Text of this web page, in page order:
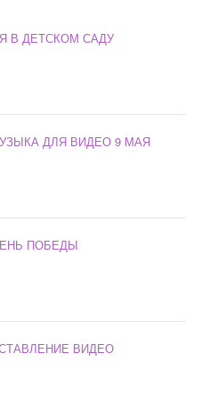
В ДЕТСКОМ САДУ
ДЛЯ ВИДЕО 9 МАЯ
ПОБЕДЫ
ВИДЕО